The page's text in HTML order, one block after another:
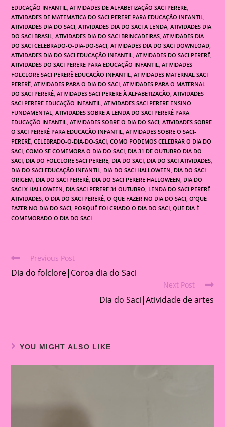
EDUCAÇÃO INFANTIL, ATIVIDADES DE ALFABETIZAÇÃO SACI PERERE,
ATIVIDADES DE MATEMATICA DO SACI PERERE PARA EDUCAÇÃO INFANTIL,
ATIVIDADES DIA DO SACI, ATIVIDADES DIA DO SACI A LENDA, ATIVIDADES DIA
DO SACI BRASIL, ATIVIDADES DIA DO SACI BRINCADEIRAS, ATIVIDADES DIA
DO SACI CELEBRADO-O-DIA-DO-SACI, ATIVIDADES DIA DO SACI DOWNLOAD,
ATIVIDADES DIA DO SACI EDUCAÇÃO INFANTIL, ATIVIDADES DO SACI PERERÊ,
ATIVIDADES DO SACI PERERE PARA EDUCAÇÃO INFANTIL, ATIVIDADES
FOLCLORE SACI PERERÊ EDUCAÇÃO INFANTIL, ATIVIDADES MATERNAL SACI
PERERÊ, ATIVIDADES PARA O DIA DO SACI, ATIVIDADES PARA O MATERNAL
DO SACI PERERÊ, ATIVIDADES SACI PERERE À ALFABETIZAÇÃO, ATIVIDADES
SACI PERERE EDUCAÇÃO INFANTIL, ATIVIDADES SACI PERERE ENSINO
FUNDAMENTAL, ATIVIDADES SOBRE A LENDA DO SACI PERERÊ PARA
EDUCAÇÃO INFANTIL, ATIVIDADES SOBRE O DIA DO SACI, ATIVIDADES SOBRE
O SACI PERERÊ PARA EDUCAÇÃO INFANTIL, ATIVIDADES SOBRE O SACI-
PERERÊ, CELEBRADO-O-DIA-DO-SACI, COMO PODEMOS CELEBRAR O DIA DO
SACI, COMO SE COMEMORA O DIA DO SACI, DIA 31 DE OUTUBRO DIA DO
SACI, DIA DO FOLCLORE SACI PERERE, DIA DO SACI, DIA DO SACI ATIVIDADES,
DIA DO SACI EDUCAÇÃO INFANTIL, DIA DO SACI HALLOWEEN, DIA DO SACI
ORIGEM, DIA DO SACI PERERÊ, DIA DO SACI PERERE HALLOWEEN, DIA DO
SACI X HALLOWEEN, DIA SACI PERERE 31 OUTUBRO, LENDA DO SACI PERERÊ
ATIVIDADES, O DIA DO SACI PERERÊ, O QUE FAZER NO DIA DO SACI, O'QUE
FAZER NO DIA DO SACI, PORQUÊ FOI CRIADO O DIA DO SACI, QUE DIA É
COMEMORADO O DIA DO SACI
Read
more
Previous Post
Dia do folclore|Coroa dia do Saci
Next Post
Dia do Saci|Atividade de artes
YOU MIGHT ALSO LIKE